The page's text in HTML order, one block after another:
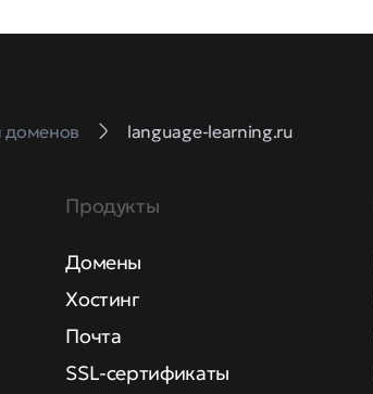
доменов language-learning.ru
Продукты
Домены
Хостинг
Почта
SSL-сертификаты